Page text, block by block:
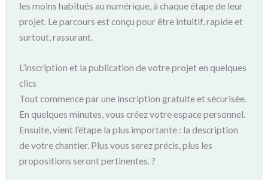
les moins habitués au numérique, à chaque étape de leur
projet. Le parcours est conçu pour être intuitif, rapide et
surtout, rassurant.
L’inscription et la publication de votre projet en quelques
clics
Tout commence par une inscription gratuite et sécurisée.
En quelques minutes, vous créez votre espace personnel.
Ensuite, vient l’étape la plus importante : la description
de votre chantier. Plus vous serez précis, plus les
propositions seront pertinentes. ?